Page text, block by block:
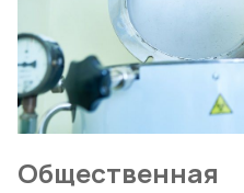
Общественная